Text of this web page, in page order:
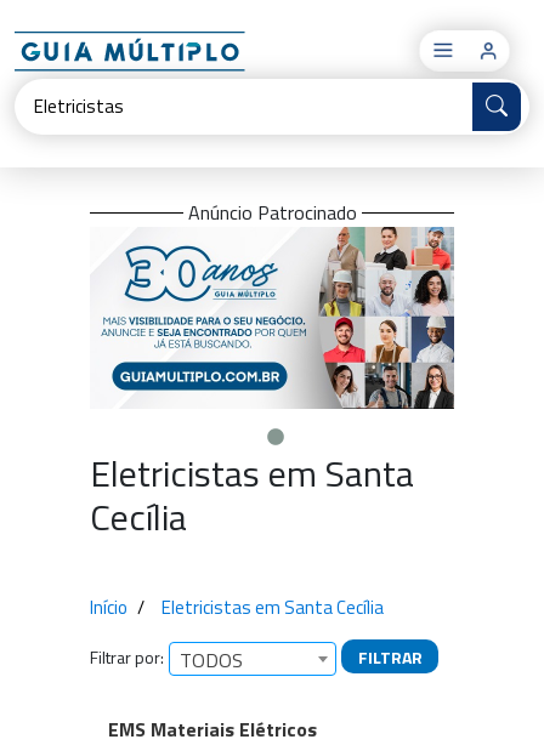
×
Anúncio Patrocinado
Eletricistas em Santa
Cecília
Início Eletricistas em Santa Cecília
Filtrar por: TODOS FILTRAR
Empresas encontradas
EMS Materiais Elétricos